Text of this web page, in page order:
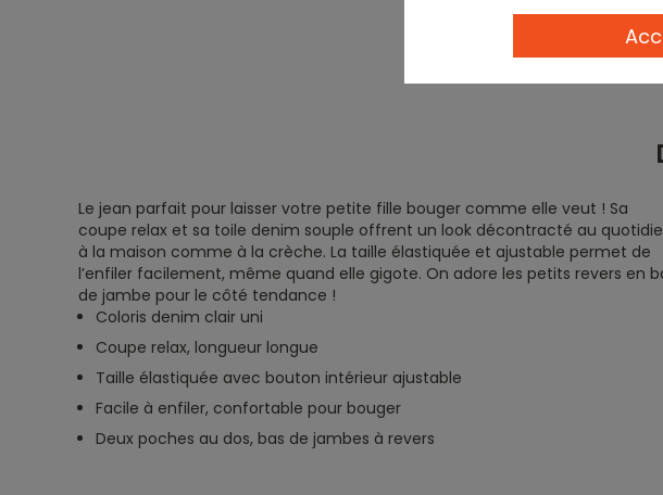
Le jean parfait pour laisser votre petite fille bouger comme elle veut ! Sa
coupe relax et sa toile denim souple offrent un look décontracté au
à la maison comme à la crèche. La taille élastiquée et ajustable permet de
l’enfiler facilement, même quand elle gigote. On adore les petits revers en
de jambe pour le côté tendance !
Coloris denim clair uni
Coupe relax, longueur longue
Taille élastiquée avec bouton intérieur ajustable
Facile à enfiler, confortable pour bouger
Deux poches au dos, bas de jambes à revers